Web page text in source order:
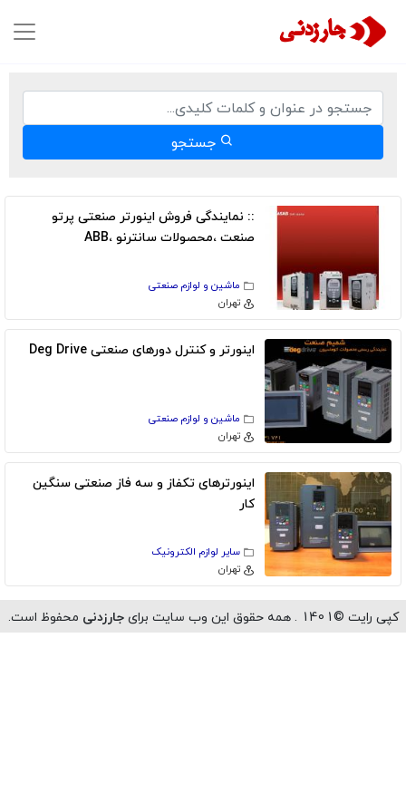
جستجو
:: نمایندگی فروش اینورتر صنعتی پرتو
صنعت ،محصولات سانترنو ،ABB
ماشین و لوازم صنعتی
تهران
اینورتر و کنترل دورهای صنعتی Deg Drive
ماشین و لوازم صنعتی
تهران
اینورترهای تکفاز و سه فاز صنعتی سنگین
کار
سایر لوازم الکترونیک
تهران
©1401 . همه حقوق این وب سایت برای جارزدنیمحفوظ است.